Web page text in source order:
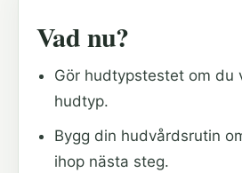
Vad nu?
Gör hudtypstestet om du
hudtyp.
Bygg din hudvårdsrutin
ihop nästa steg.